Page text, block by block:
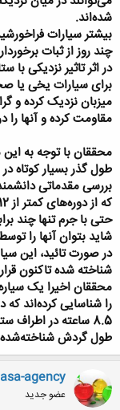
شده‌اند.
بیشتر سیارات
چند روز از ثبات
در اثر تاثیر نزدیکی با
برای سیارات یخی یا
میزبان نزدیک کرده و
مقاومت کرده و آنها را
محققان با توجه به
طول گذر بسیار کوتاه
بررسی مقدماتی
که از دوره‌های کمتر از 12 ساعت برخوردار بودند.
حتی با جرم تنها چند
شاید بتوان آنها را
در صورت تائید، این
شناخته شده تاکنون
8.5 ساعته در
طول گردش شناخته‌شده
agency
عضو جدید